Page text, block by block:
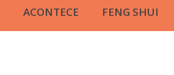
ACONTECE FENG SHUI